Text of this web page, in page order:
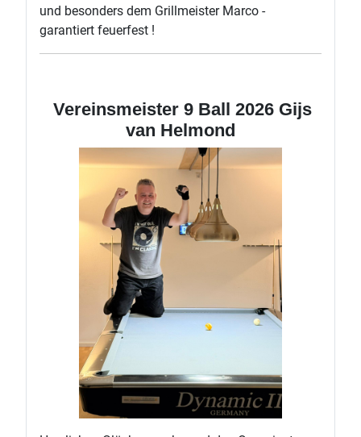
und besonders dem Grillmeister Marco -
garantiert feuerfest !
Vereinsmeister 9 Ball 2026 Gijs
van Helmond